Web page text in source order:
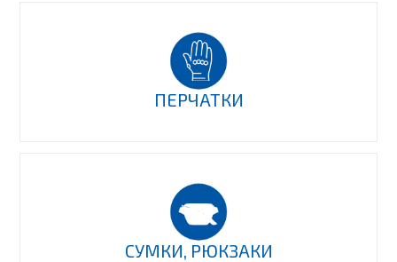
ПЕРЧАТКИ
СУМКИ, РЮКЗАКИ